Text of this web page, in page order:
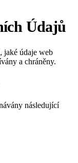
Údajů
jaké údaje web
a chráněny.
následující